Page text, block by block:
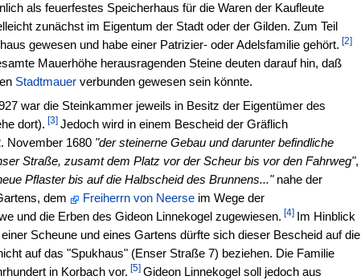
als feuerfestes Speicherhaus für die Waren der Kaufleute
zunächst im Eigentum der Stadt oder der Gilden. Zum Teil
gewesen und habe einer Patrizier- oder Adelsfamilie gehört. [2]
Mauerhöhe herausragenden Steine deuten darauf hin, daß
Stadtmauer verbunden gewesen sein könnte.
war die Steinkammer jeweils in Besitz der Eigentümer des
dort). [3] Jedoch wird in einem Bescheid der Gräflich
November 1680 "der steinerne Gebau und darunter befindliche
Straße, zusamt dem Platz vor der Scheur bis vor den Fahrweg",
Pflaster bis auf die Halbscheid des Brunnens..."nahe der
dem
Freiherrn von Neerse im Wege der
und die Erben des Gideon Linnekogel zugewiesen. [4]
Im Hinblick
Scheune und eines Gartens dürfte sich dieser Bescheid auf die
auf das "Spukhaus" (Enser Straße 7) beziehen. Die Familie
in Korbach vor. [5] Gideon Linnekogel soll jedoch aus